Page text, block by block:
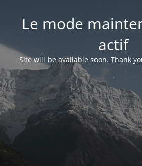
Le mode
actif
Site will be available soon. Thank